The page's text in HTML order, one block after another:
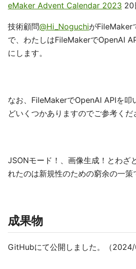
eMaker Advent Calendar 2023 20
技術顧問@Hi_NoguchiがFileMaker
で、わたしはFileMakerでOpenAI
にします。
なお、FileMakerでOpenAI APIを叩
どいくつかありますのでご参考くだ
JSONモード！、画像生成！とわざ
れたのは新規性のための窮余の一策
成果物
GitHubにて公開しました。（2024/